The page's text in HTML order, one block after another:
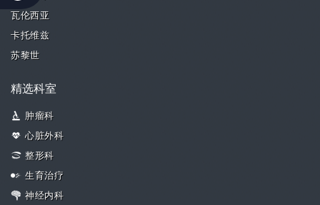
瓦伦西亚
卡托维兹
苏黎世
精选科室
肿瘤科
心脏外科
整形科
生育治疗
神经内科